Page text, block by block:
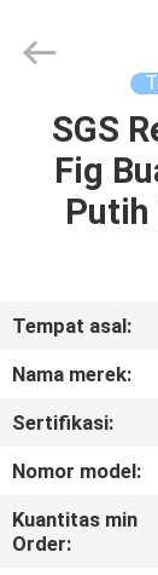
RUMAH
PRODUK
TENTANG
TUR
PABRIK
Crafts
Factory.
DevelopedSGS
Fig
Putih
Tempat asal:
Nama merek:
Sertifikasi:
Nomor model:
Kuantitas min
Order: